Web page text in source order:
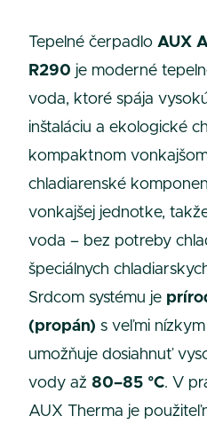
Tepelné čerpadlo AUX
R290 je moderné
voda, ktoré spája
inštaláciu a ekologické
kompaktnom
chladiarenské
vonkajšej jednotke,
voda – bez potreby
špeciálnych
Srdcom systému je
(propán) s veľmi
umožňuje dosiahnuť
vody až 80–85 °C. V
AUX Therma je